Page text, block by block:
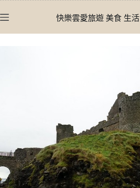
至
快樂雲愛旅遊 美食 生活